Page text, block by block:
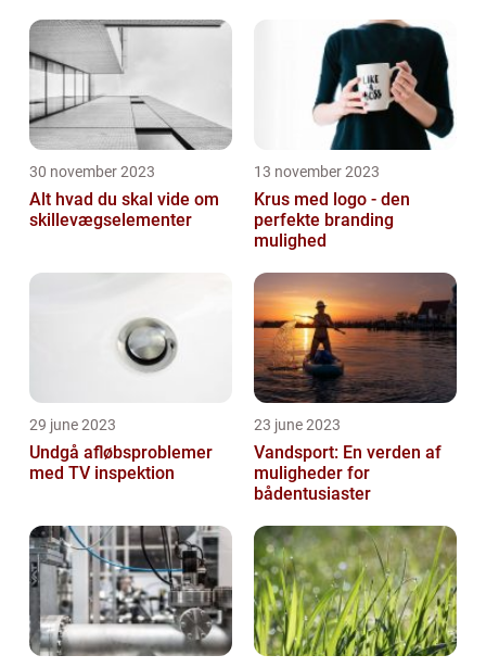
30 november 2023
Alt hvad du skal vide om
skillevægselementer
13 november 2023
Krus med logo - den
perfekte branding
mulighed
29 june 2023
Undgå afløbsproblemer
med TV inspektion
23 june 2023
Vandsport: En verden af
muligheder for
bådentusiaster